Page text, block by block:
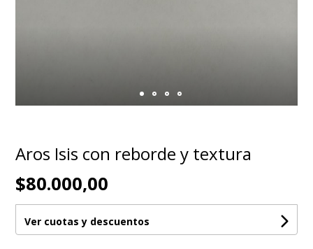
Aros Isis con reborde y textura
$80.000,00
Ver cuotas y descuentos